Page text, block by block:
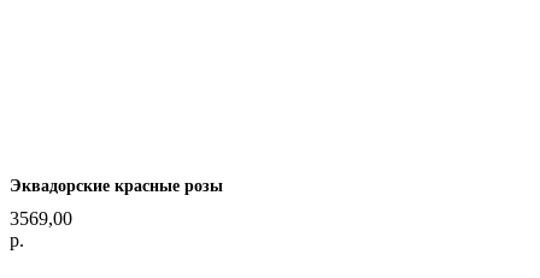
Эквадорские красные розы
3569,00
р.